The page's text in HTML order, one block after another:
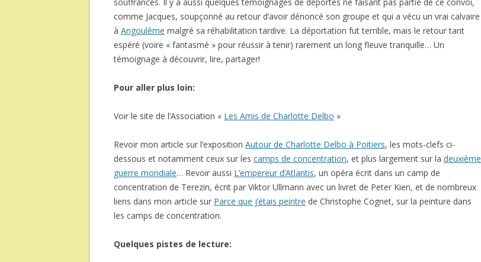
comme Jacques, soupçonné au retour d’avoir dénoncé son groupe et qui a vécu un vrai calvaire
à Angoulême malgré sa réhabilitation tardive. La déportation fut terrible, mais le retour tant
espéré (voire « fantasmé » pour réussir à tenir) rarement un long fleuve tranquille… Un
témoignage à découvrir, lire, partager!
Pour aller plus loin:
Voir le site de l’Association « Les Amis de Charlotte Delbo »
Revoir mon article sur l’exposition Autour de Charlotte Delbo à Poitiers, les mots-clefs ci-
dessous et notamment ceux sur les camps de concentration, et plus largement sur la deuxième
guerre mondiale… Revoir aussi L’empereur d’Atlantis, un opéra écrit dans un camp de
concentration de Terezin, écrit par Viktor Ullmann avec un livret de Peter Kien, et de nombreux
liens dans mon article sur Parce que j’étais peintre de Christophe Cognet, sur la peinture dans
les camps de concentration.
Quelques pistes de lecture: